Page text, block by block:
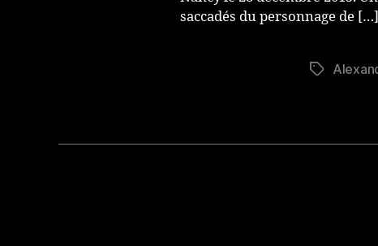
saccadés du personnage de […]
Étiquettes